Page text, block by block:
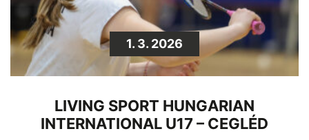
1. 3. 2026
LIVING SPORT HUNGARIAN
INTERNATIONAL U17 – CEGLÉD